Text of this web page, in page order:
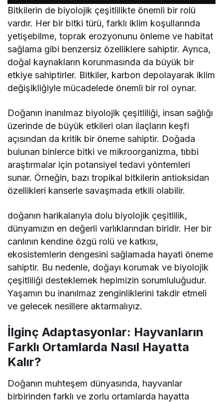
Bitkilerin de biyolojik çeşitlilikte önemli bir rolü
vardır. Her bir bitki türü, farklı iklim koşullarında
yetişebilme, toprak erozyonunu önleme ve habitat
sağlama gibi benzersiz özelliklere sahiptir. Ayrıca,
doğal kaynakların korunmasında da büyük bir
etkiye sahiptirler. Bitkiler, karbon depolayarak iklim
değişikliğiyle mücadelede önemli bir rol oynar.
Doğanın inanılmaz biyolojik çeşitliliği, insan sağlığı
üzerinde de büyük etkileri olan ilaçların keşfi
açısından da kritik bir öneme sahiptir. Doğada
bulunan binlerce bitki ve mikroorganizma, tıbbi
araştırmalar için potansiyel tedavi yöntemleri
sunar. Örneğin, bazı tropikal bitkilerin antioksidan
özellikleri kanserle savaşmada etkili olabilir.
doğanın harikalarıyla dolu biyolojik çeşitlilik,
dünyamızın en değerli varlıklarından biridir. Her bir
canlının kendine özgü rolü ve katkısı,
ekosistemlerin dengesini sağlamada hayati öneme
sahiptir. Bu nedenle, doğayı korumak ve biyolojik
çeşitliliği desteklemek hepimizin sorumluluğudur.
Yaşamın bu inanılmaz zenginliklerini takdir etmeli
ve gelecek nesillere aktarmalıyız.
İlginç Adaptasyonlar: Hayvanların
Farklı Ortamlarda Nasıl Hayatta
Kalır?
Doğanın muhteşem dünyasında, hayvanlar
birbirinden farklı ve zorlu ortamlarda hayatta